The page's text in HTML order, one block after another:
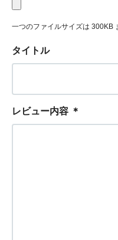
一つのファイルサイズは 300KB
タイトル
レビュー内容 ＊